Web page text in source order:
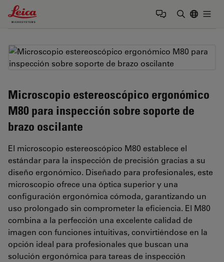
Leica Microsystems Logo
Microscopio estereoscópico ergonómico
M80 para inspección sobre soporte de
brazo oscilante
El microscopio estereoscópico M80 establece el
estándar para la inspección de precisión gracias a su
diseño ergonómico. Diseñado para profesionales, este
microscopio ofrece una óptica superior y una
configuración ergonómica cómoda, garantizando un
uso prolongado sin comprometer la eficiencia. El M80
combina a la perfección una excelente calidad de
imagen con funciones intuitivas, convirtiéndose en la
opción ideal para profesionales que buscan una
solución ergonómica para tareas de inspección